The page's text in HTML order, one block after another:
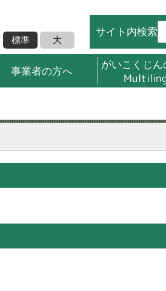
事業者の方へ
がいこくじ
標準 大
サイト内検索